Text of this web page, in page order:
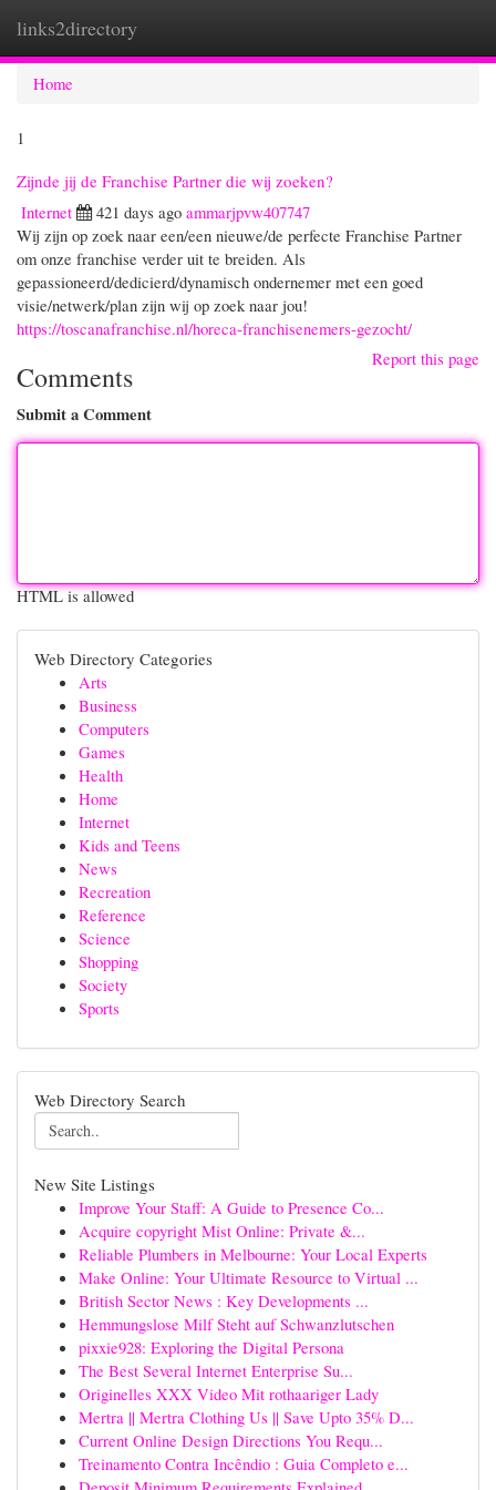
links2directory
Home
1
Zijnde jij de Franchise Partner die wij zoeken?
Internet
421 days ago ammarjpvw407747
Wij zijn op zoek naar een/een nieuwe/de perfecte Franchise Partner
om onze franchise verder uit te breiden. Als
gepassioneerd/dedicierd/dynamisch ondernemer met een goed
visie/netwerk/plan zijn wij op zoek naar jou!
https://toscanafranchise.nl/horeca-franchisenemers-gezocht/
Report this page
Comments
Submit a Comment
HTML is allowed
Web Directory Categories
Arts
Business
Computers
Games
Health
Home
Internet
Kids and Teens
News
Recreation
Reference
Science
Shopping
Society
Sports
Web Directory Search
New Site Listings
Improve Your Staff: A Guide to Presence Co...
Acquire copyright Mist Online: Private &...
Reliable Plumbers in Melbourne: Your Local Experts
Make Online: Your Ultimate Resource to Virtual ...
British Sector News : Key Developments ...
Hemmungslose Milf Steht auf Schwanzlutschen
pixxie928: Exploring the Digital Persona
The Best Several Internet Enterprise Su...
Originelles XXX Video Mit rothaariger Lady
Mertra || Mertra Clothing Us || Save Upto 35% D...
Current Online Design Directions You Requ...
Treinamento Contra Incêndio : Guia Completo e...